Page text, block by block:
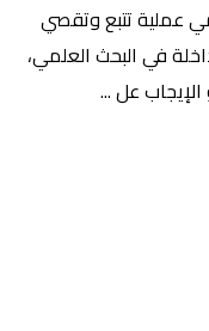
تحليل المعلومات والبيانات في البحث العلمي عملية تتبع وتقصي
في البحث العلمي،
عل ...